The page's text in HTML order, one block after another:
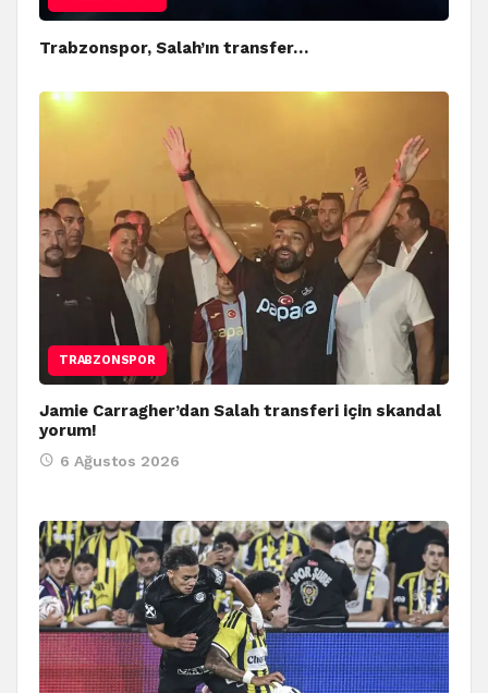
Trabzonspor, Salah’ın transfer…
TRABZONSPOR
Jamie Carragher’dan Salah transferi için skandal
yorum!
6 Ağustos 2026